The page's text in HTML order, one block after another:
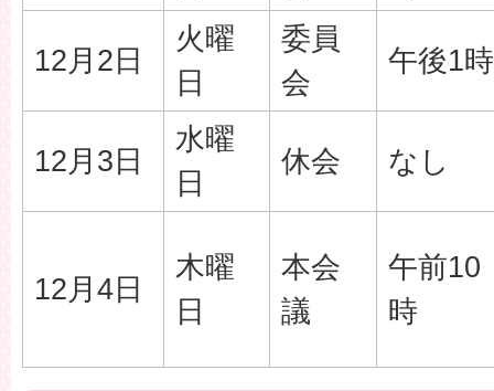
12月2日
火曜
日
委員
会
午後1時
12月3日
水曜
日
休会 なし
12月4日
木曜
日
本会
議
午前10
時